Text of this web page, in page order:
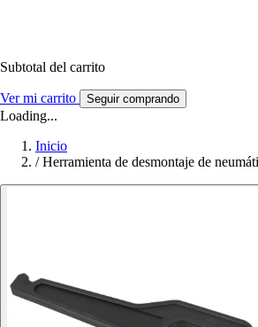
Subtotal del carrito
Ver mi carrito Seguir comprando
Loading...
Inicio
/ Herramienta de desmontaje de